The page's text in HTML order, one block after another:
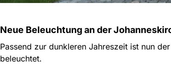
Neue Beleuchtung an der
Passend zur dunkleren Jahreszeit ist nun
beleuchtet.